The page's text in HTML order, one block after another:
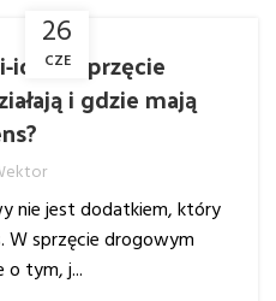
26
CZE
w sprzęcie
i gdzie mają
nie jest dodatkiem, który
W sprzęcie drogowym
o tym, j...